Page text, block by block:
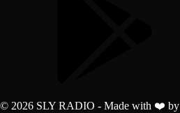
© 2026 SLY RADIO - Made with ❤️ by